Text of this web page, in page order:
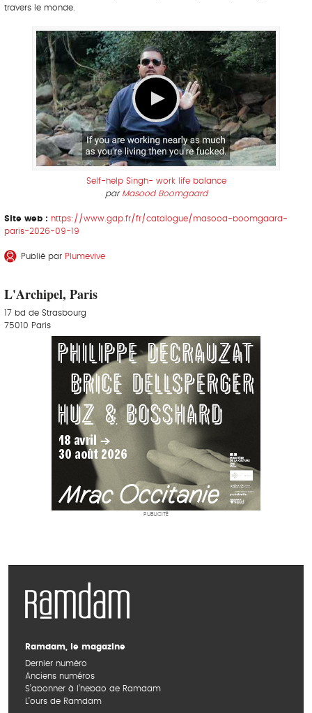
travers le monde.
Self-help Singh- work life balance
par Masood Boomgaard
Site web : https://www.gdp.fr/fr/catalogue/masood-boomgaard-
paris-2026-09-19
Publié par Plumevive
L'Archipel, Paris
17 bd de Strasbourg
75010 Paris
PUBLICITÉ
Ramdam, le magazine
Dernier numéro
Anciens numéros
S’abonner à l’hebdo de Ramdam
L’ours de Ramdam